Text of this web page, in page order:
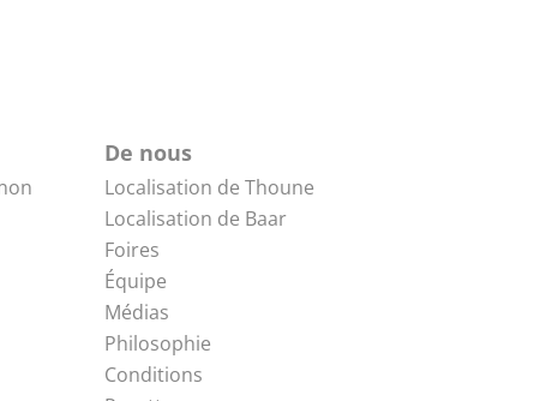
De nous
Localisation de Thoune
Localisation de Baar
Foires
Équipe
Médias
Philosophie
Conditions